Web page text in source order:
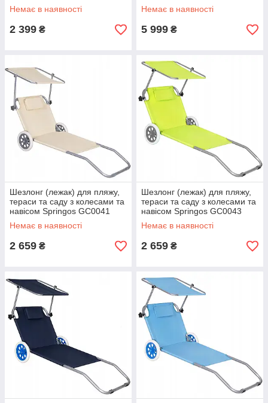
Немає в наявності
2 399 ₴
Немає в наявності
5 999 ₴
Шезлонг (лежак) для пляжу,
тераси та саду з колесами та
навісом Springos GC0041
Немає в наявності
2 659 ₴
Шезлонг (лежак) для пляжу,
тераси та саду з колесами та
навісом Springos GC0043
Немає в наявності
2 659 ₴